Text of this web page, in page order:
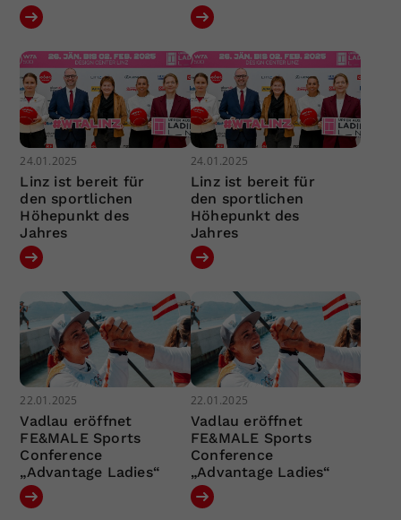
24.01.2025
Linz ist bereit für
den sportlichen
Höhepunkt des
Jahres
24.01.2025
Linz ist bereit für
den sportlichen
Höhepunkt des
Jahres
22.01.2025
Vadlau eröffnet
FE&MALE Sports
Conference
„Advantage Ladies“
22.01.2025
Vadlau eröffnet
FE&MALE Sports
Conference
„Advantage Ladies“